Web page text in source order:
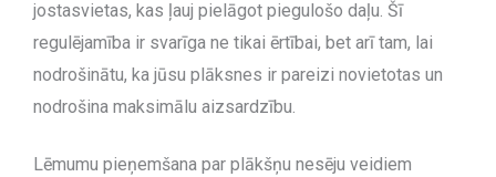
jostasvietas, kas ļauj pielāgot piegulošo daļu. Šī
regulējamība ir svarīga ne tikai ērtībai, bet arī tam, lai
nodrošinātu, ka jūsu plāksnes ir pareizi novietotas un
nodrošina maksimālu aizsardzību.
Lēmumu pieņemšana par plākšņu nesēju veidiem